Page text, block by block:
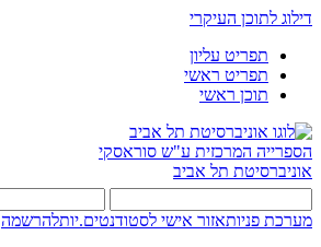
דילוג לתוכן העיקרי
תפריט עליון
תפריט ראשי
תוכן ראשי
הספרייה המרכזית ע"ש סוראסקי
אוניברסיטת תל אביב
מערכת פניותאזור אישי לסטודנטים.יותלהרשמה